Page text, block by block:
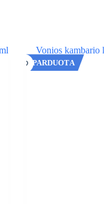
IŠPARDUOTA